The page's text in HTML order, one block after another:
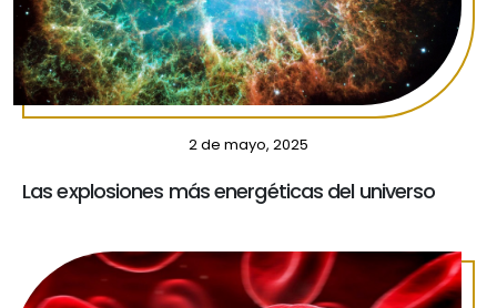
2 de mayo, 2025
Las explosiones más energéticas del universo